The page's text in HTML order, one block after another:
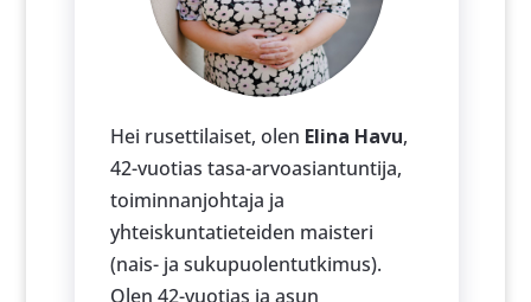
Hei rusettilaiset, olen Elina Havu,
42-vuotias tasa-arvoasiantuntija,
toiminnanjohtaja ja
yhteiskuntatieteiden maisteri
(nais- ja sukupuolentutkimus).
Olen 42-vuotias ja asun